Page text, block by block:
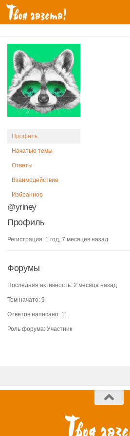
Перейти к содержимому
Профиль
Начатые темы
Ответы
Взаимодействие
Избранное
@yriney
Профиль
Регистрация: 1 год, 7 месяцев назад
Форумы
Последняя активность: 2 месяца назад
Тем начато: 9
Ответов написано: 11
Роль форума: Участник